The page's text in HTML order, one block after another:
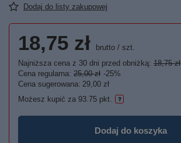
Dodaj do listy zakupowej
18,75 zł brutto / szt.
Najniższa cena z 30 dni przed obniżką: 18,75 zł
Cena regularna: 25,00 zł -25%
Cena sugerowana: 29,00 zł
Możesz kupić za 93.75 pkt.
Dodaj do koszyka